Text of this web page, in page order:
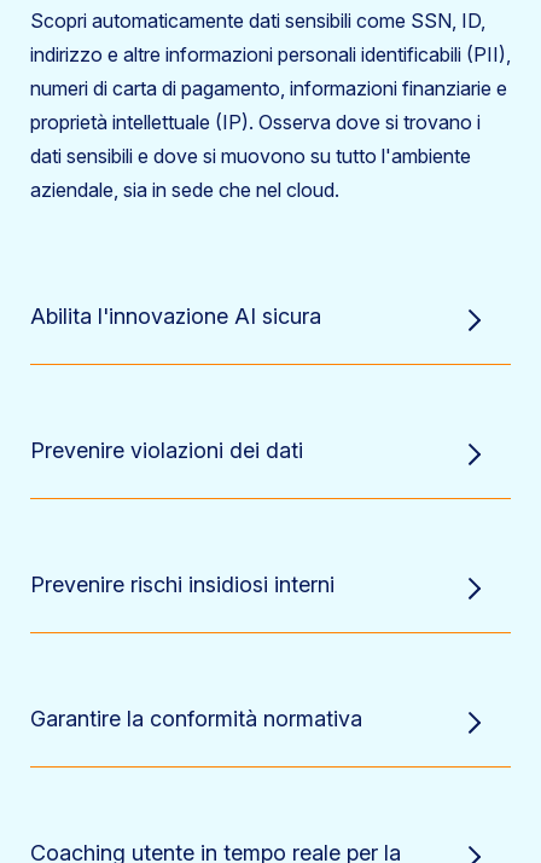
Scopri automaticamente dati sensibili come SSN, ID,
indirizzo e altre informazioni personali identificabili (PII),
numeri di carta di pagamento, informazioni finanziarie e
proprietà intellettuale (IP). Osserva dove si trovano i
dati sensibili e dove si muovono su tutto l'ambiente
aziendale, sia in sede che nel cloud.
Abilita l'innovazione AI sicura
Prevenire violazioni dei dati
Prevenire rischi insidiosi interni
Garantire la conformità normativa
Coaching utente in tempo reale per la